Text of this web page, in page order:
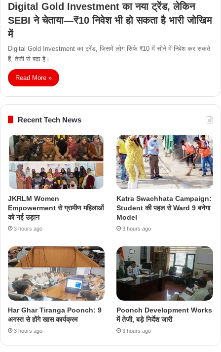
Digital Gold Investment का नया ट्रेंड, लेकिन
SEBI ने चेताया—₹10 निवेश भी हो सकता है भारी जोखिम
में
Digital Gold Investment का ट्रेंड, जिसमें लोग सिर्फ ₹10 में सोने में निवेश कर सकते
हैं, तेजी से बढ़ा है।…
Read More »
Recent Tech News
JKRLM Women
Empowerment से ग्रामीण महिलाओं
को नई उड़ान
3 hours ago
Katra Swachhata Campaign:
Student की पहल से Ward 9 बनेगा
Model
3 hours ago
Har Ghar Tiranga Poonch: 9
अगस्त से होंगे खास कार्यक्रम
3 hours ago
Poonch Development Works
में तेजी, बड़े निर्देश जारी
3 hours ago